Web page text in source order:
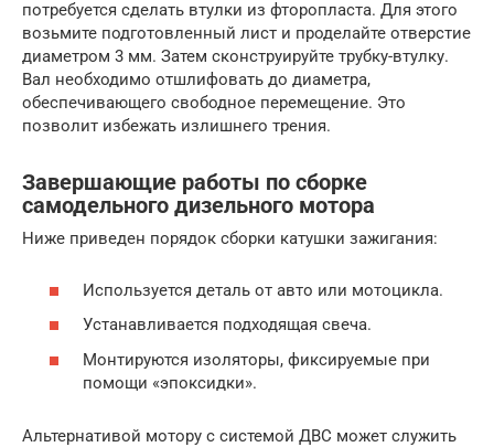
потребуется сделать втулки из фторопласта. Для этого
возьмите подготовленный лист и проделайте отверстие
диаметром 3 мм. Затем сконструируйте трубку-втулку.
Вал необходимо отшлифовать до диаметра,
обеспечивающего свободное перемещение. Это
позволит избежать излишнего трения.
Завершающие работы по сборке
самодельного дизельного мотора
Ниже приведен порядок сборки катушки зажигания:
Используется деталь от авто или мотоцикла.
Устанавливается подходящая свеча.
Монтируются изоляторы, фиксируемые при
помощи «эпоксидки».
Альтернативой мотору с системой ДВС может служить